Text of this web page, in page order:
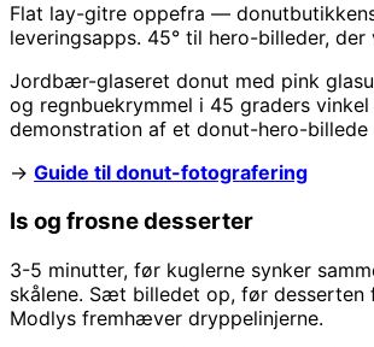
Flat lay-gitre oppefra —
leveringsapps. 45° til hero-billeder, der
Jordbær-glaseret donut med pink
og regnbuekrymmel i 45 graders
demonstration af et donut-hero-billede
→ Guide til donut-fotografering
Is og frosne desserter
3-5 minutter, før kuglerne synker
skålene. Sæt billedet op, før desserten
Modlys fremhæver dryppelinjerne.